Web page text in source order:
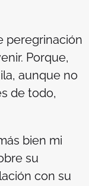
peregrinación
Porque,
aunque no
de todo,
bien mi
su
con su